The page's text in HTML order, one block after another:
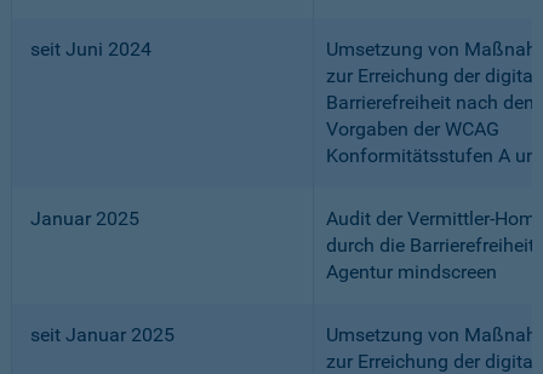
seit Juni 2024
Umsetzung von
zur Erreichung der
Barrierefreiheit nach den
Vorgaben der WCAG
Konformitätsstufen A
Januar 2025
Audit der Vermittler-
durch die
Agentur mindscreen
seit Januar 2025
Umsetzung von
zur Erreichung der